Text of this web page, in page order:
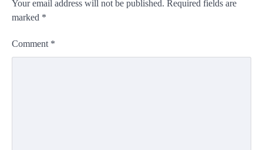
Your email address will not be published. Required fields are
marked *
Comment *